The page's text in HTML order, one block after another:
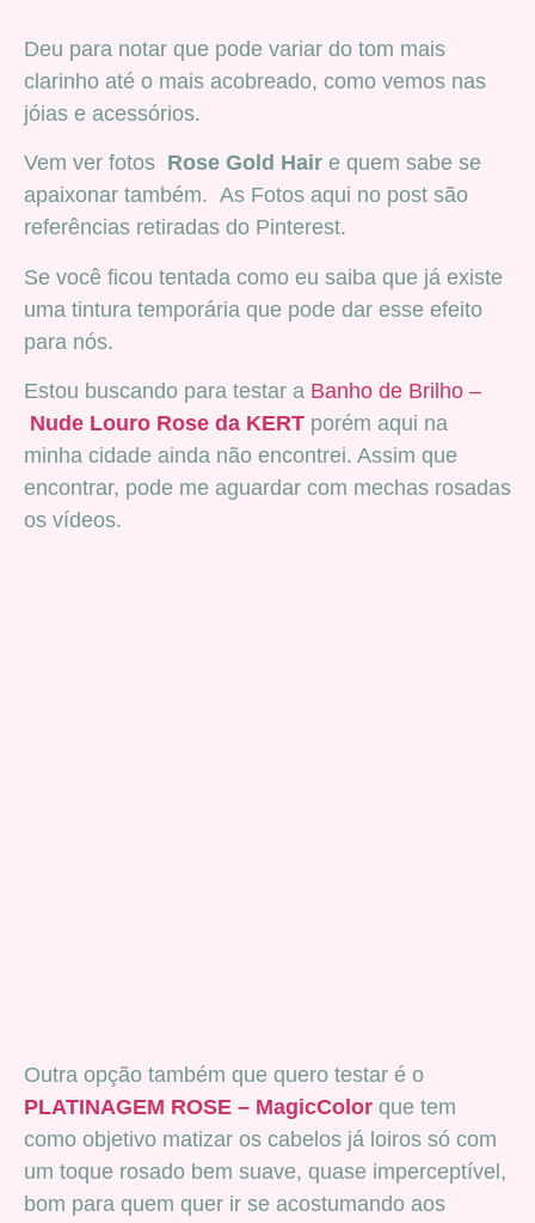
Deu para notar que pode variar do tom mais
clarinho até o mais acobreado, como vemos nas
jóias e acessórios.
Vem ver fotos Rose Gold Hair e quem sabe se
apaixonar também. As Fotos aqui no post são
referências retiradas do Pinterest.
Se você ficou tentada como eu saiba que já existe
uma tintura temporária que pode dar esse efeito
para nós.
Estou buscando para testar a Banho de Brilho –
Nude Louro Rose da KERT porém aqui na
minha cidade ainda não encontrei. Assim que
encontrar, pode me aguardar com mechas rosadas
os vídeos.
Outra opção também que quero testar é o
PLATINAGEM ROSE – MagicColor que tem
como objetivo matizar os cabelos já loiros só com
um toque rosado bem suave, quase imperceptível,
bom para quem quer ir se acostumando aos